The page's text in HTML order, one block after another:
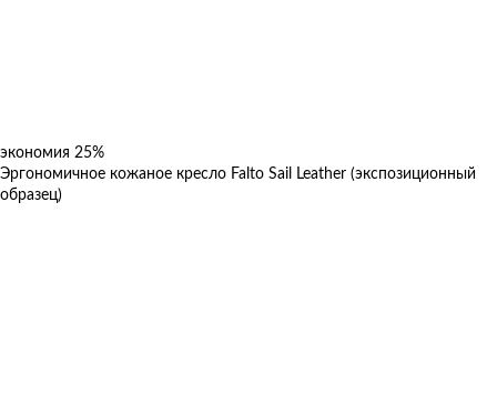
экономия 25%
Эргономичное кожаное кресло Falto Sail Leather (экспозиционный
образец)